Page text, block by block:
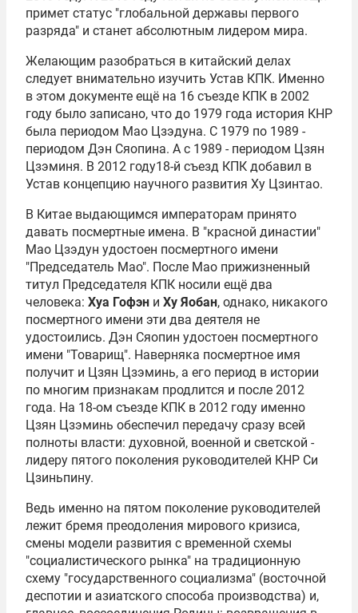
примет статус "глобальной державы первого
разряда" и станет абсолютным лидером мира.
Желающим разобраться в китайский делах
следует внимательно изучить Устав КПК. Именно
в этом документе ещё на 16 съезде КПК в 2002
году было записано, что до 1979 года история КНР
была периодом Мао Цзэдуна. С 1979 по 1989 -
периодом Дэн Сяопина. А с 1989 - периодом Цзян
Цзэминя. В 2012 году18-й съезд КПК добавил в
Устав концепцию научного развития Ху Цзинтао.
В Китае выдающимся императорам принято
давать посмертные имена. В "красной династии"
Мао Цзэдун удостоен посмертного имени
"Председатель Мао". После Мао прижизненный
титул Председателя КПК носили ещё два
человека: Хуа Гофэн и Ху Яобан, однако, никакого
посмертного имени эти два деятеля не
удостоились. Дэн Сяопин удостоен посмертного
имени "Товарищ". Наверняка посмертное имя
получит и Цзян Цзэминь, а его период в истории
по многим признакам продлится и после 2012
года. На 18-ом съезде КПК в 2012 году именно
Цзян Цзэминь обеспечил передачу сразу всей
полноты власти: духовной, военной и светской -
лидеру пятого поколения руководителей КНР Си
Цзиньпину.
Ведь именно на пятом поколение руководителей
лежит бремя преодоления мирового кризиса,
смены модели развития с временной схемы
"социалистического рынка" на традиционную
схему "государственного социализма" (восточной
деспотии и азиатского способа производства) и,